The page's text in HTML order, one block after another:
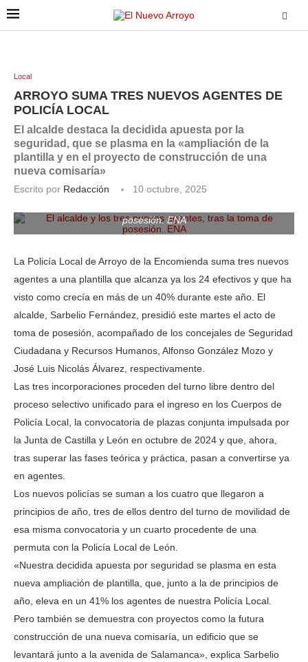
Local
ARROYO SUMA TRES NUEVOS AGENTES DE
POLICÍA LOCAL
El alcalde destaca la decidida apuesta por la
seguridad, que se plasma en la «ampliación de la
plantilla y en el proyecto de construcción de una
nueva comisaría»
Escrito por Redacción
10 octubre, 2025
posesión. ENA
La Policía Local de Arroyo de la Encomienda suma tres nuevos
agentes a una plantilla que alcanza ya los 24 efectivos y que ha
visto como crecía en más de un 40% durante este año. El
alcalde, Sarbelio Fernández, presidió este martes el acto de
toma de posesión, acompañado de los concejales de Seguridad
Ciudadana y Recursos Humanos, Alfonso González Mozo y
José Luis Nicolás Álvarez, respectivamente.
Las tres incorporaciones proceden del turno libre dentro del
proceso selectivo unificado para el ingreso en los Cuerpos de
Policía Local, la convocatoria de plazas conjunta impulsada por
la Junta de Castilla y León en octubre de 2024 y que, ahora,
tras superar las fases teórica y práctica, pasan a convertirse ya
en agentes.
Los nuevos policías se suman a los cuatro que llegaron a
principios de año, tres de ellos dentro del turno de movilidad de
esa misma convocatoria y un cuarto procedente de una
permuta con la Policía Local de León.
«Nuestra decidida apuesta por seguridad se plasma en esta
nueva ampliación de plantilla, que, junto a la de principios de
año, eleva en un 41% los agentes de nuestra Policía Local.
Pero también se demuestra con proyectos como la futura
construcción de una nueva comisaría, un edificio que se
levantará junto a la avenida de Salamanca», explica Sarbelio